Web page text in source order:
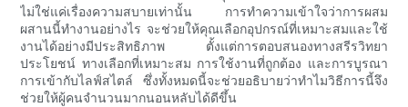
ไม่ใช่แค่เรื่องความสบายเท่านั้น การทำความเข้าใจว่าการผสม
ผสานนี้ทำงานอย่างไร จะช่วยให้คุณเลือกอุปกรณ์ที่เหมาะสมและใช้
งานได้อย่างมีประสิทธิภาพ ตั้งแต่การตอบสนองทางสรีรวิทยา
ประโยชน์ ทางเลือกที่เหมาะสม การใช้งานที่ถูกต้อง และการบูรณา
การเข้ากับไลฟ์สไตล์ ซึ่งทั้งหมดนี้จะช่วยอธิบายว่าทำไมวิธีการนี้จึง
ช่วยให้ผู้คนจำนวนมากนอนหลับได้ดีขึ้น